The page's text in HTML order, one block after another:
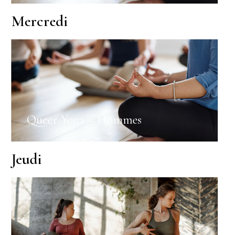
Mercredi
Queer Yoga – Hommes
Jeudi